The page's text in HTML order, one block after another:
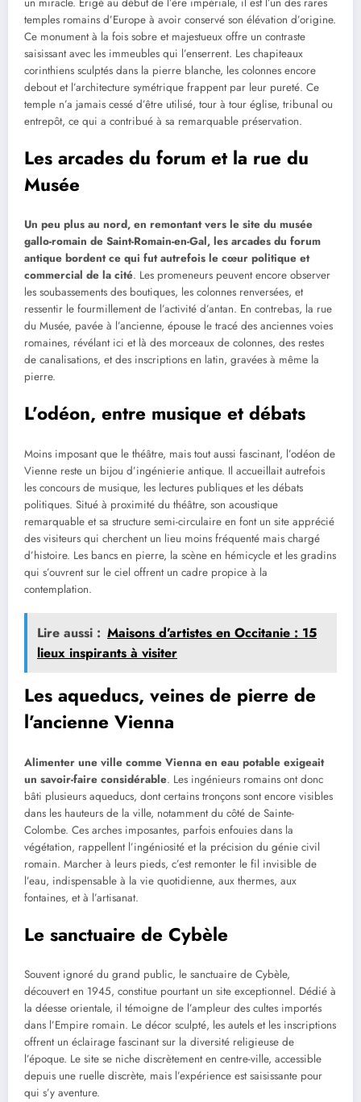
temples romains d’Europe à avoir conservé son élévation d’origine.
Ce monument à la fois sobre et majestueux offre un contraste
saisissant avec les immeubles qui l’enserrent. Les chapiteaux
corinthiens sculptés dans la pierre blanche, les colonnes encore
debout et l’architecture symétrique frappent par leur pureté. Ce
temple n’a jamais cessé d’être utilisé, tour à tour église, tribunal ou
entrepôt, ce qui a contribué à sa remarquable préservation.
Les arcades du forum et la rue du
Musée
Un peu plus au nord, en remontant vers le site du musée
gallo-romain de Saint-Romain-en-Gal, les arcades du forum
antique bordent ce qui fut autrefois le cœur politique et
commercial de la cité. Les promeneurs peuvent encore observer
les soubassements des boutiques, les colonnes renversées, et
ressentir le fourmillement de l’activité d’antan. En contrebas, la rue
du Musée, pavée à l’ancienne, épouse le tracé des anciennes voies
romaines, révélant ici et là des morceaux de colonnes, des restes
de canalisations, et des inscriptions en latin, gravées à même la
pierre.
L’odéon, entre musique et débats
Moins imposant que le théâtre, mais tout aussi fascinant, l’odéon de
Vienne reste un bijou d’ingénierie antique. Il accueillait autrefois
les concours de musique, les lectures publiques et les débats
politiques. Situé à proximité du théâtre, son acoustique
remarquable et sa structure semi-circulaire en font un site apprécié
des visiteurs qui cherchent un lieu moins fréquenté mais chargé
d’histoire. Les bancs en pierre, la scène en hémicycle et les gradins
qui s’ouvrent sur le ciel offrent un cadre propice à la
contemplation.
Lire aussi : Maisons d’artistes en Occitanie : 15
lieux inspirants à visiter
Les aqueducs, veines de pierre de
l’ancienne Vienna
Alimenter une ville comme Vienna en eau potable exigeait
un savoir-faire considérable. Les ingénieurs romains ont donc
bâti plusieurs aqueducs, dont certains tronçons sont encore visibles
dans les hauteurs de la ville, notamment du côté de Sainte-
Colombe. Ces arches imposantes, parfois enfouies dans la
végétation, rappellent l’ingéniosité et la précision du génie civil
romain. Marcher à leurs pieds, c’est remonter le fil invisible de
l’eau, indispensable à la vie quotidienne, aux thermes, aux
fontaines, et à l’artisanat.
Le sanctuaire de Cybèle
Souvent ignoré du grand public, le sanctuaire de Cybèle,
découvert en 1945, constitue pourtant un site exceptionnel. Dédié à
la déesse orientale, il témoigne de l’ampleur des cultes importés
dans l’Empire romain. Le décor sculpté, les autels et les inscriptions
offrent un éclairage fascinant sur la diversité religieuse de
l’époque. Le site se niche discrètement en centre-ville, accessible
depuis une ruelle discrète, mais l’expérience est saisissante pour
qui s’y aventure.